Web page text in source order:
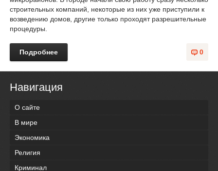
строительных компаний, некоторые из них уже приступили к
возведению домов, другие только проходят разрешительные
процедуры.
0
Подробнее
Навигация
О сайте
В мире
Экономика
Религия
Криминал